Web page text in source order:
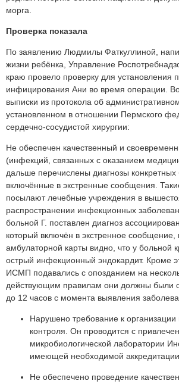
морга.
Проверка показала
По заявлению Людмилы Фаткуллиной,
жизни ребёнка, Управление
краю провело проверку для установления
инфицирования Ани во время операции.
выписки из протокола об
установленном в отношении Пермского
сердечно-сосудистой хирургии:
Не обеспечен качественный и
(инфекций, связанных с оказанием
дальше перечислены диагнозы
включённые в экстренные сообщения.
посылают лечебные учреждения в
распространении инфекционных
больной Г. поставлен диагноз
который включён в экстренное сообщение,
амбулаторной карты видно, что у больной
острый инфекционный эндокардит. Кроме
ИСМП подавались с опозданием на
действующим правилам они должны были
до 12 часов с момента выявления
Нарушено требование к организации
контроля. Он проводится с
микробиологической лаборатории
имеющей необходимой аккредитации.
Не обеспечено проведение